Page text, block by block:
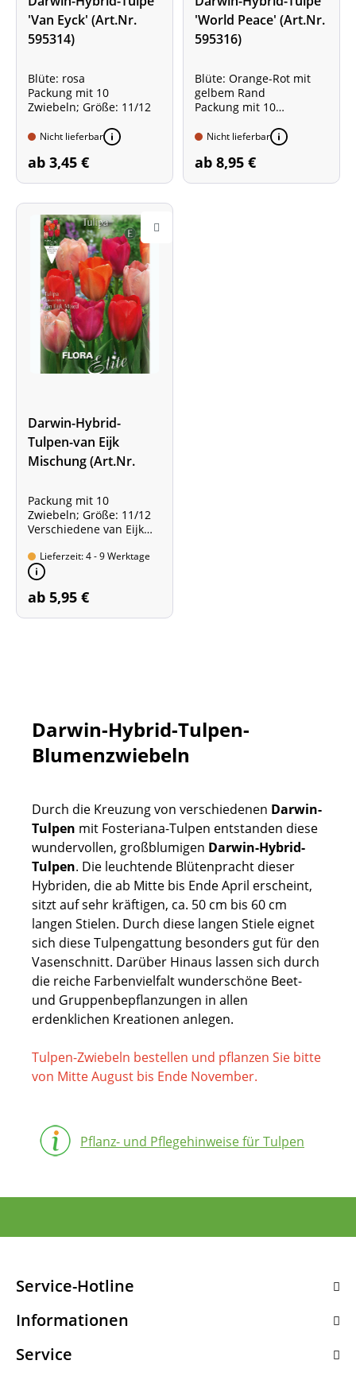
'Van Eyck' (Art.Nr.
595314)
Blüte: rosa
Packung mit 10
Zwiebeln; Größe: 11/12
Nicht lieferbar
ab 3,45 €
'World Peace' (Art.Nr.
595316)
Blüte: Orange-Rot mit
gelbem Rand
Packung mit 10
Nicht lieferbar
ab 8,95 €
Darwin-Hybrid-
Tulpen-van Eijk
Mischung (Art.Nr.
Packung mit 10
Zwiebeln; Größe: 11/12
Verschiedene van Eijk
Lieferzeit: 4 - 9 Werktage
ab 5,95 €
Darwin-Hybrid-Tulpen-
Blumenzwiebeln
Durch die Kreuzung von verschiedenen Darwin-
Tulpen mit Fosteriana-Tulpen entstanden diese
wundervollen, großblumigen Darwin-Hybrid-
Tulpen. Die leuchtende Blütenpracht dieser
Hybriden, die ab Mitte bis Ende April erscheint,
sitzt auf sehr kräftigen, ca. 50 cm bis 60 cm
langen Stielen. Durch diese langen Stiele eignet
sich diese Tulpengattung besonders gut für den
Vasenschnitt. Darüber Hinaus lassen sich durch
die reiche Farbenvielfalt wunderschöne Beet-
und Gruppenbepflanzungen in allen
erdenklichen Kreationen anlegen.
Tulpen-Zwiebeln bestellen und pflanzen Sie bitte
von Mitte August bis Ende November.
Pflanz- und Pflegehinweise für Tulpen
Service-Hotline
Informationen
Service